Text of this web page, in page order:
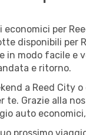
per
disponibili per
in modo facile e
e ritorno.
a Reed City
te. Grazie alla
auto